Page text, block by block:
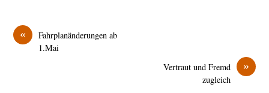
«
Fahrplanänderungen ab
1.Mai
»
Vertraut und Fremd
zugleich